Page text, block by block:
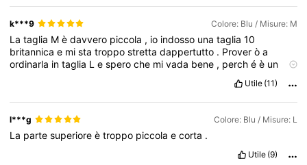
4.84 2M Follower
k***9 Colore: Blu / Misure: M
Lataglia Mèdavvero piccola , io indosso unataglia10
britannicae mistatroppostrettadappertutto . Proveròa
ordinarla intaglia Lesperoche mivada bene , perchéè un
Utile (11)
l***g Colore: Blu / Misure: L
La partesuperioreètroppo piccolaecorta .
Utile (9)